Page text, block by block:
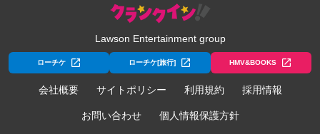
Lawson Entertainment group
ローチケ ローチケ[旅行] HMV&BOOKS
会社概要 サイトポリシー 利用規約 採用情報
お問い合わせ 個人情報保護方針